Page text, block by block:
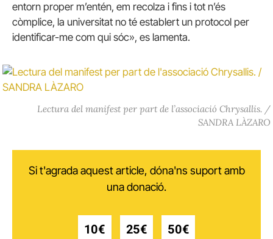
entorn proper m’entén, em recolza i fins i tot n’és
còmplice, la universitat no té establert un protocol per
identificar-me com qui sóc», es lamenta.
Lectura del manifest per part de l’associació Chrysallis. /
SANDRA LÀZARO
Si t'agrada aquest article, dóna'ns suport amb
una donació.
10€ 25€ 50€